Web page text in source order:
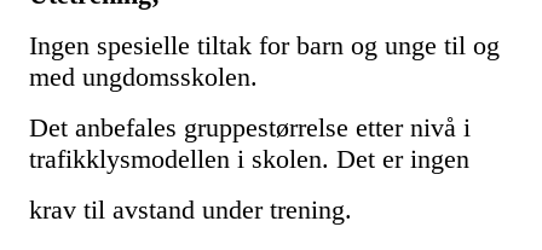
Ingen spesielle tiltak for barn og unge til og
med ungdomsskolen.
Det anbefales gruppestørrelse etter nivå i
trafikklysmodellen i skolen. Det er ingen
krav til avstand under trening.